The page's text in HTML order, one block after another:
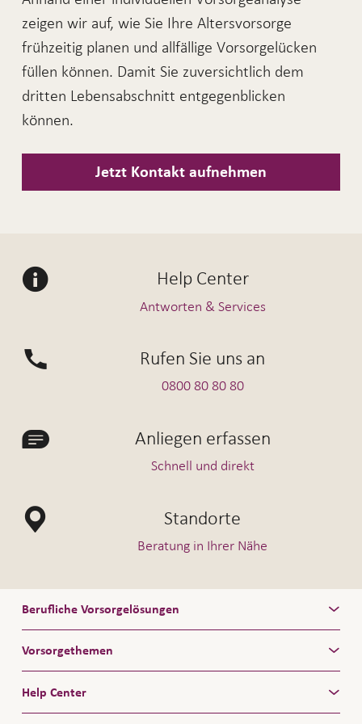
Bedingungen vorzeitig bezogen werden.
Unter anderem fürEinkäufe in die
berufliche Vorsorge, bei Aufnahme einer
selbstständigen Tätigkeit, beim Verlassen
der Schweiz oder für die Finanzierung von
individuellen Vorsorgeplanung. Nehmen Sie
Kontaktmit uns auf.
zeigen wir auf, wie Sie Ihre Altersvorsorge
frühzeitig planen und allfällige Vorsorgelücken
füllen können. Damit Sie zuversichtlich dem
dritten Lebensabschnitt entgegenblicken
können.
Jetzt Kontakt aufnehmen
Help Center
Antworten & Services
Rufen Sie uns an
0800 80 80 80
Anliegen erfassen
Schnell und direkt
Standorte
Beratung in Ihrer Nähe
Berufliche Vorsorgelösungen
Vorsorgethemen
Help Center